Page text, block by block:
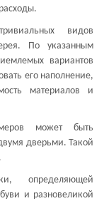
видов
По указанным
вариантов
его наполнение,
материалов и
может быть
дверьми. Такой
определяющей
и разновеликой